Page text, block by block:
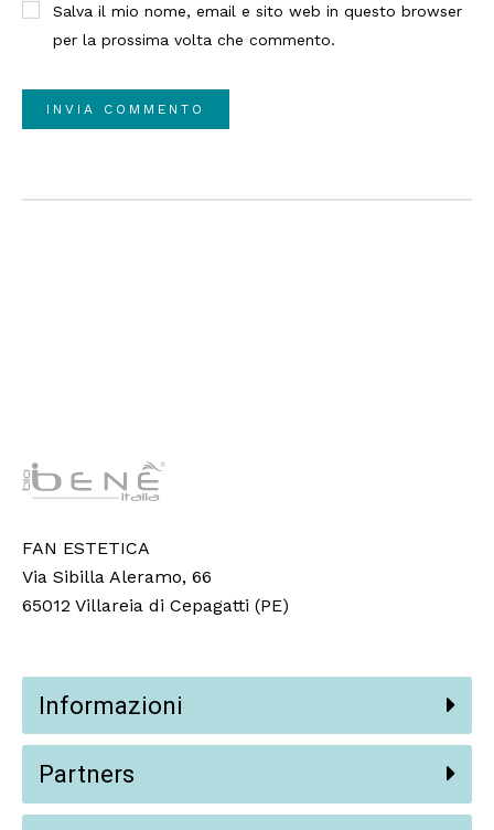
Salva il mio nome, email e sito web in questo browser
per la prossima volta che commento.
FAN ESTETICA
Via Sibilla Aleramo, 66
65012 Villareia di Cepagatti (PE)
Informazioni
Partners